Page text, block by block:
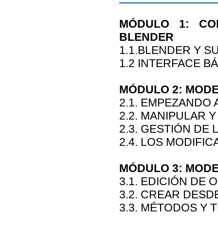
MÓDULO 1:
BLENDER
1.1.BLENDER Y
1.2 INTERFACE
MÓDULO 2:
2.1. EMPEZANDO
2.2. MANIPULAR
2.3. GESTIÓN DE
2.4. LOS
MÓDULO 3:
3.1. EDICIÓN DE
3.2. CREAR
3.3. MÉTODOS Y